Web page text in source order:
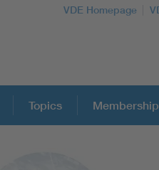
VDE Homepage
Topics Membership